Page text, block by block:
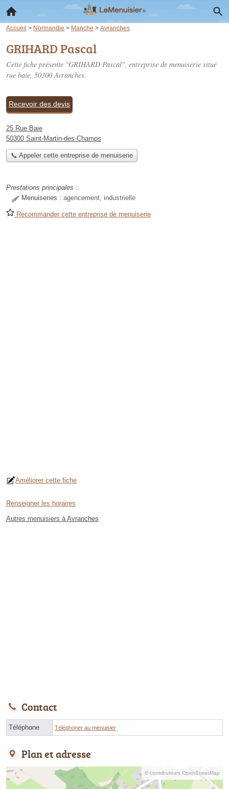
Accueil > Normandie > Manche > Avranches
GRIHARD Pascal
Cette fiche présente "GRIHARD Pascal", entreprise de menuiserie situé
rue baie, 50300 Avranches.
Recevoir des devis
25 Rue Baie
50300 Saint-Martin-des-Champs
📞 Appeler cette entreprise de menuiserie
Prestations principales :
Menuiseries : agencement, industrielle
Recommander cette entreprise de menuiserie
Améliorer cette fiche
Renseigner les horaires
Autres menuisiers à Avranches
Contact
Téléphone Téléphoner au menuisier
Plan et adresse
© contributeurs OpenStreetMap